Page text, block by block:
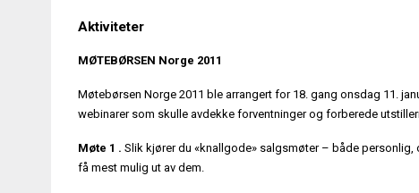
Aktiviteter
MØTEBØRSEN Norge 2011
Møtebørsen Norge 2011 ble arrangert for 18. gang onsdag 11.
webinarer som skulle avdekke forventninger og forberede
Møte 1 . Slik kjører du «knallgode» salgsmøter – både
få mest mulig ut av dem.